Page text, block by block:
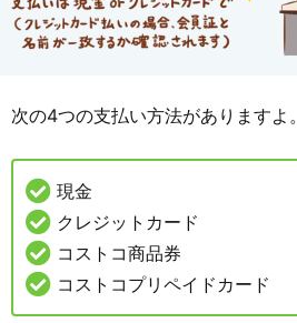
次の4つの支払い方法がありますよ。
現金
クレジットカード
コストコ商品券
コストコプリペイドカード